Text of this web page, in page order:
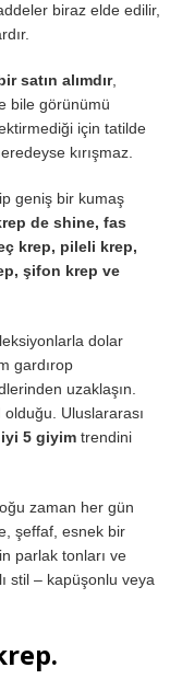
biraz elde edilir,
satın alımdır,
bile görünümü
için tatilde
kırışmaz.
geniş bir kumaş
de shine, fas
krep, pileli krep,
şifon krep ve
dolar
gardırop
uzaklaşın.
Uluslararası
5 giyim trendini
zaman her gün
şeffaf, esnek bir
parlak tonları ve
stil – kapüşonlu veya